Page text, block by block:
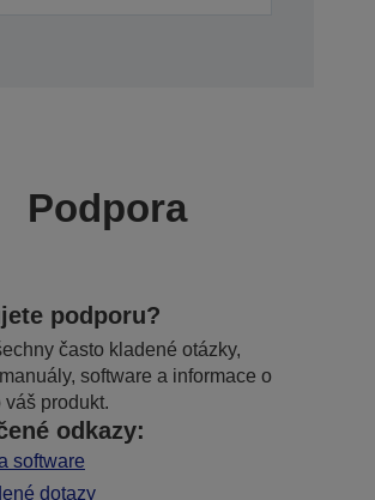
Podpora
podporu?
často kladené otázky,
software a informace o
váš produkt.
odkazy:
software
dotazy